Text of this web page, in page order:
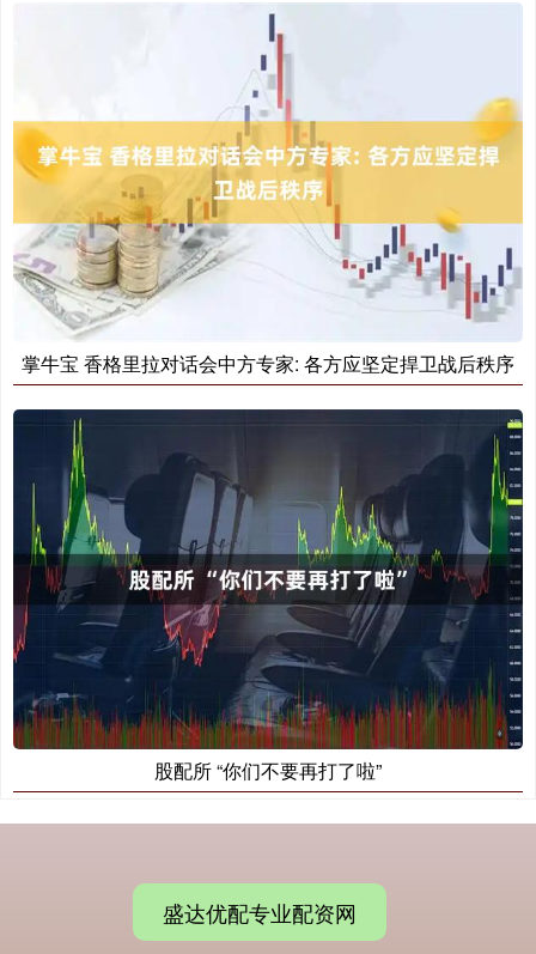
掌牛宝 香格里拉对话会中方专家: 各方应坚定捍卫战后秩序
股配所 “你们不要再打了啦”
盛达优配专业配资网